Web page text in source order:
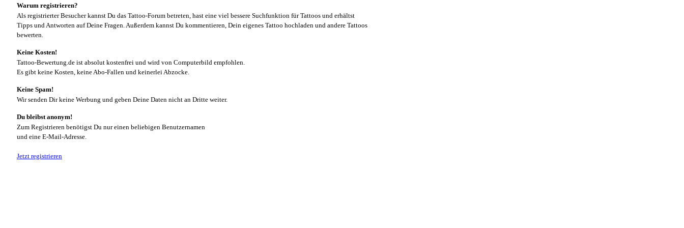
Warum registrieren?
Als registrierter Besucher kannst Du das Tattoo-Forum betreten, hast eine viel bessere Suchfunktion für Tattoos und erhältst
Tipps und Antworten auf Deine Fragen. Außerdem kannst Du kommentieren, Dein eigenes Tattoo hochladen und andere Tattoos
bewerten.
Keine Kosten!
Tattoo-Bewertung.de ist absolut kostenfrei und wird von Computerbild empfohlen.
Es gibt keine Kosten, keine Abo-Fallen und keinerlei Abzocke.
Keine Spam!
Wir senden Dir keine Werbung und geben Deine Daten nicht an Dritte weiter.
Du bleibst anonym!
Zum Registrieren benötigst Du nur einen beliebigen Benutzernamen
und eine E-Mail-Adresse.
Jetzt registrieren